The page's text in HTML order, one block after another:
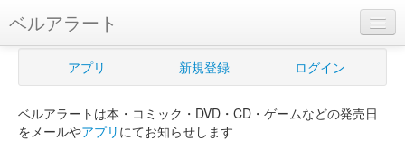
ベルアラート
ベルアラートとは
新規登録
アプリ 新規登録 ログイン
ベルアラートは本・コミック・DVD・CD・ゲームなどの発売日
をメールやアプリ にてお知らせします